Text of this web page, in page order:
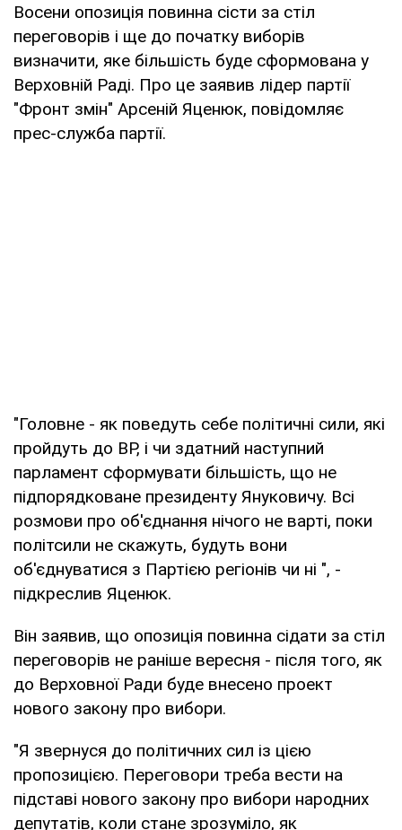
Восени опозиція повинна сісти за стіл
переговорів і ще до початку виборів
визначити, яке більшість буде сформована у
Верховній Раді. Про це заявив лідер партії
"Фронт змін" Арсеній Яценюк, повідомляє
прес-служба партії.
"Головне - як поведуть себе політичні сили, які
пройдуть до ВР, і чи здатний наступний
парламент сформувати більшість, що не
підпорядковане президенту Януковичу. Всі
розмови про об'єднання нічого не варті, поки
політсили не скажуть, будуть вони
об'єднуватися з Партією регіонів чи ні ", -
підкреслив Яценюк.
Він заявив, що опозиція повинна сідати за стіл
переговорів не раніше вересня - після того, як
до Верховної Ради буде внесено проект
нового закону про вибори.
"Я звернуся до політичних сил із цією
пропозицією. Переговори треба вести на
підставі нового закону про вибори народних
депутатів, коли стане зрозуміло, як